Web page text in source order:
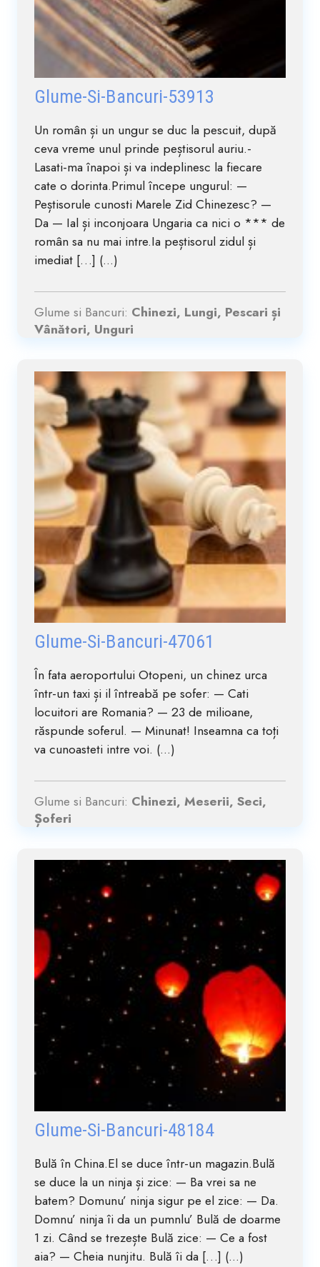
Glume-Si-Bancuri-53913
Un român și un ungur se duc la pescuit, după
ceva vreme unul prinde peștisorul auriu.-
Lasati-ma înapoi și va indeplinesc la fiecare
cate o dorinta.Primul începe ungurul: —
Peștisorule cunosti Marele Zid Chinezesc? —
Da — Ial și inconjoara Ungaria ca nici o *** de
român sa nu mai intre.Ia peștisorul zidul și
imediat […] (...)
Glume si Bancuri: Chinezi, Lungi, Pescari și
Vânători, Unguri
Glume-Si-Bancuri-47061
În fata aeroportului Otopeni, un chinez urca
într-un taxi și il întreabă pe sofer: — Cati
locuitori are Romania? — 23 de milioane,
răspunde soferul. — Minunat! Inseamna ca toți
va cunoasteti intre voi. (...)
Glume si Bancuri: Chinezi, Meserii, Seci,
Șoferi
Glume-Si-Bancuri-48184
Bulă în China.El se duce într-un magazin.Bulă
se duce la un ninja și zice: — Ba vrei sa ne
batem? Domunu’ ninja sigur pe el zice: — Da.
Domnu’ ninja îi da un pumnlu’ Bulă de doarme
1 zi. Când se trezește Bulă zice: — Ce a fost
aia? — Cheia nunjitu. Bulă îi da […] (...)